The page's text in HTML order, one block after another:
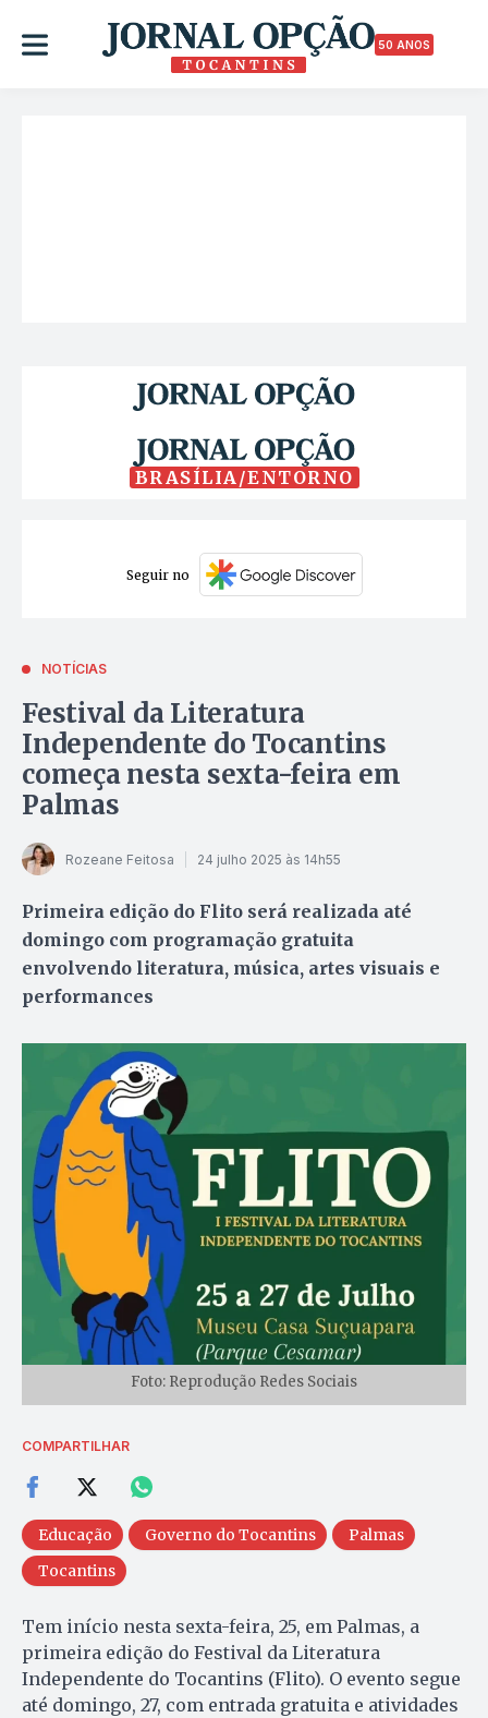
50 ANOS
BRASÍLIA/ENTORNO
Seguir no
NOTÍCIAS
Festival da Literatura
Independente do Tocantins
começa nesta sexta-feira em
Palmas
Rozeane Feitosa 24 julho 2025 às 14h55
Primeira edição do Flito será realizada até
domingo com programação gratuita
envolvendo literatura, música, artes visuais e
performances
Foto: Reprodução Redes Sociais
COMPARTILHAR
Educação Governo do Tocantins
Palmas
Tocantins
Tem início nesta sexta-feira, 25, em Palmas, a
primeira edição do Festival da Literatura
Independente do Tocantins (Flito). O evento segue
até domingo, 27, com entrada gratuita e atividades